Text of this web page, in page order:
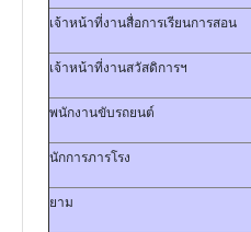
เจ้าหน้าที่งานสื่อการเรียนการสอน
เจ้าหน้าที่งานสวัสดิการฯ
พนักงานขับรถยนต์
นักการภารโรง
ยาม